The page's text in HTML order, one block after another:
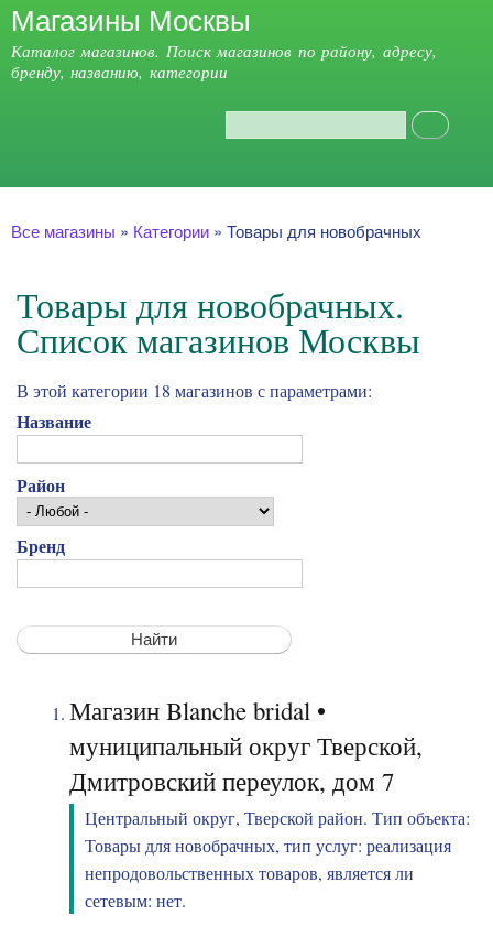
Перейти к
основному
содержанию
Магазины Москвы
Каталог магазинов. Поиск магазинов по району, адресу,
бренду, названию, категории
Главное меню
Все магазины » Категории » Товары для новобрачных
Товары для новобрачных.
Список магазинов Москвы
В этой категории 18 магазинов с параметрами:
Название
Район
Бренд
Магазин Blanche bridal •
муниципальный округ Тверской,
Дмитровский переулок, дом 7
Центральный округ, Тверской район. Тип объекта:
Товары для новобрачных, тип услуг: реализация
непродовольственных товаров, является ли
сетевым: нет.